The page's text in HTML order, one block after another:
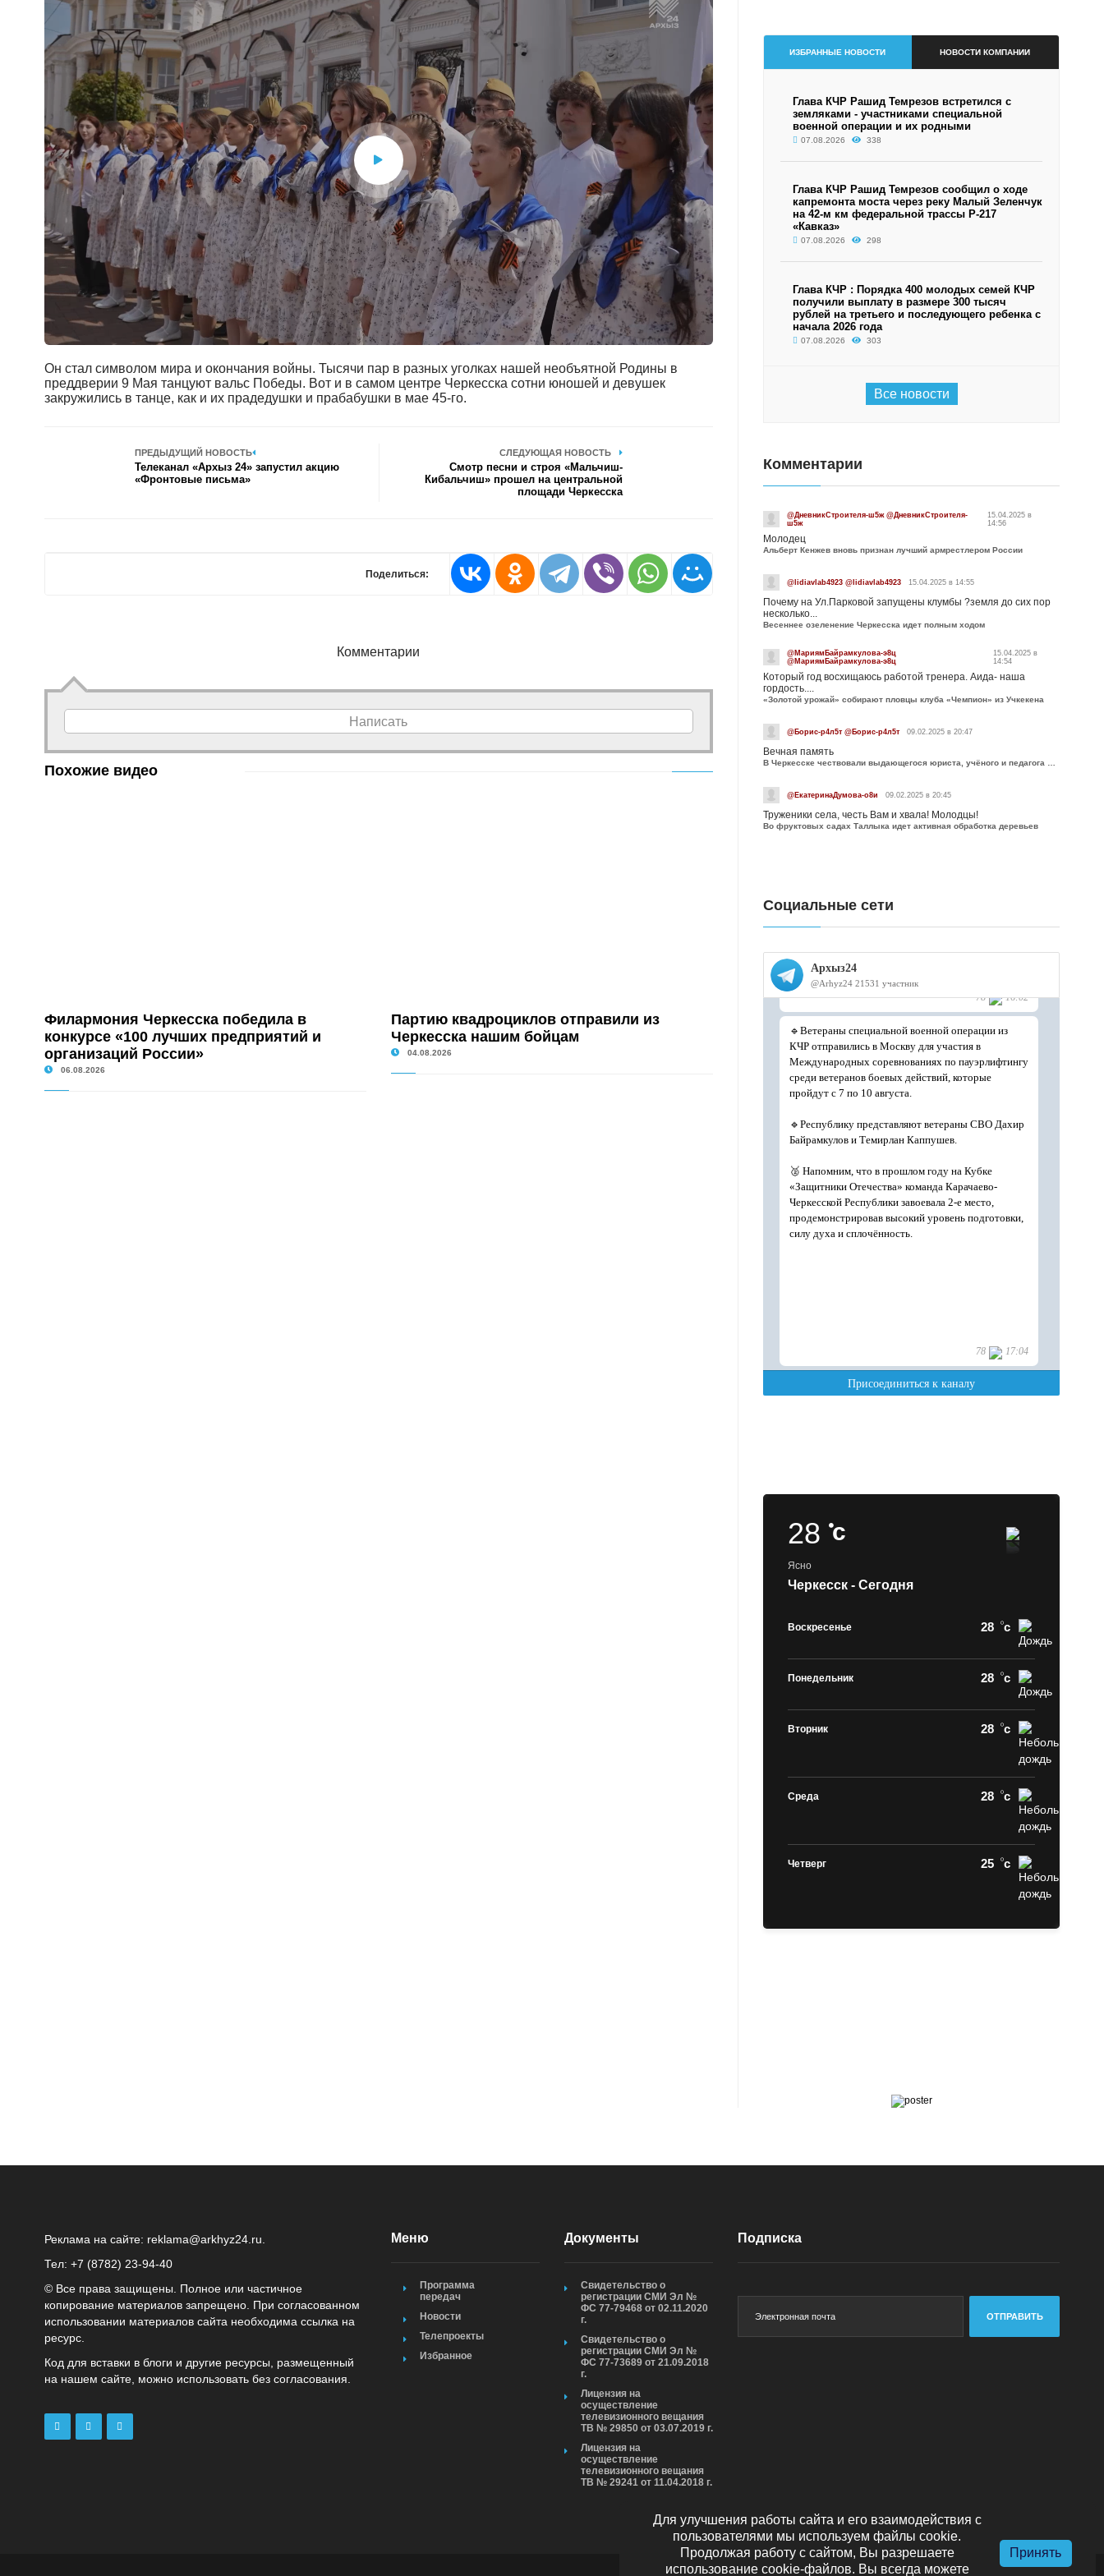
Он стал символом мира и окончания войны. Тысячи пар в разных уголках нашей необъятной Родины в
преддверии 9 Мая танцуют вальс Победы. Вот и в самом центре Черкесска сотни юношей и девушек
закружились в танце, как и их прадедушки и прабабушки в мае 45-го.
ПРЕДЫДУЩИЙ НОВОСТЬ
Телеканал «Архыз 24» запустил акцию
«Фронтовые письма»
СЛЕДУЮЩАЯ НОВОСТЬ
Смотр песни и строя «Мальчиш-
Кибальчиш» прошел на центральной
площади Черкесска
Поделиться:
Комментарии
Написать
Похожие видео
Филармония Черкесска победила в
конкурсе «100 лучших предприятий и
организаций России»
06.08.2026
Партию квадроциклов отправили из
Черкесска нашим бойцам
04.08.2026
ИЗБРАННЫЕ НОВОСТИ НОВОСТИ КОМПАНИИ
Глава КЧР Рашид Темрезов встретился с
земляками - участниками специальной
военной операции и их родными
07.08.2026 338
Глава КЧР Рашид Темрезов сообщил о ходе
капремонта моста через реку Малый Зеленчук
на 42-м км федеральной трассы Р-217
«Кавказ»
07.08.2026 298
Глава КЧР : Порядка 400 молодых семей КЧР
получили выплату в размере 300 тысяч
рублей на третьего и последующего ребенка с
начала 2026 года
07.08.2026 303
Все новости
Комментарии
@ДневникСтроителя-ш5ж @ДневникСтроителя-
ш5ж
15.04.2025 в
14:56
Молодец
Альберт Кенжев вновь признан лучший армрестлером России
@lidiavlab4923 @lidiavlab4923 15.04.2025 в 14:55
Почему на Ул.Парковой запущены клумбы ?земля до сих пор
несколько...
Весеннее озеленение Черкесска идет полным ходом
@МариямБайрамкулова-э8ц
@МариямБайрамкулова-э8ц
15.04.2025 в
14:54
Который год восхищаюсь работой тренера. Аида- наша
гордость....
«Золотой урожай» собирают пловцы клуба «Чемпион» из Учкекена
@Борис-р4л5т @Борис-р4л5т 09.02.2025 в 20:47
Вечная память
@ЕкатеринаДумова-о8и 09.02.2025 в 20:45
Труженики села, честь Вам и хвала! Молодцы!
Во фруктовых садах Таллыка идет активная обработка деревьев
Социальные сети
28c
Ясно
Черкесск - Сегодня
Воскресенье 28 c
Понедельник 28 c
Вторник 28 c
Среда 28 c
Четверг 25 c
Реклама на сайте: reklama@arkhyz24.ru
Тел: +7 (8782) 23‑94‑40
© Все права защищены. Полное или частичное
копирование материалов запрещено. При согласованном
использовании материалов сайта необходима ссылка на
ресурс.
Код для вставки в блоги и другие ресурсы, размещенный
на нашем сайте, можно использовать без согласования.
Меню
Программа
передач
Новости
Телепроекты
Избранное
Документы
Свидетельство о
регистрации СМИ Эл №
ФС 77-79468 от 02.11.2020
г.
Свидетельство о
регистрации СМИ Эл №
ФС 77-73689 от 21.09.2018
г.
Лицензия на
осуществление
телевизионного вещания
ТВ № 29850 от 03.07.2019 г.
Лицензия на
осуществление
телевизионного вещания
ТВ № 29241 от 11.04.2018 г.
Подписка
ОТПРАВИТЬ
Для улучшения работы сайта и его взаимодействия с
пользователями мы используем файлы cookie.
Продолжая работу с сайтом, Вы разрешаете
использование cookie-файлов. Вы всегда можете
Принять